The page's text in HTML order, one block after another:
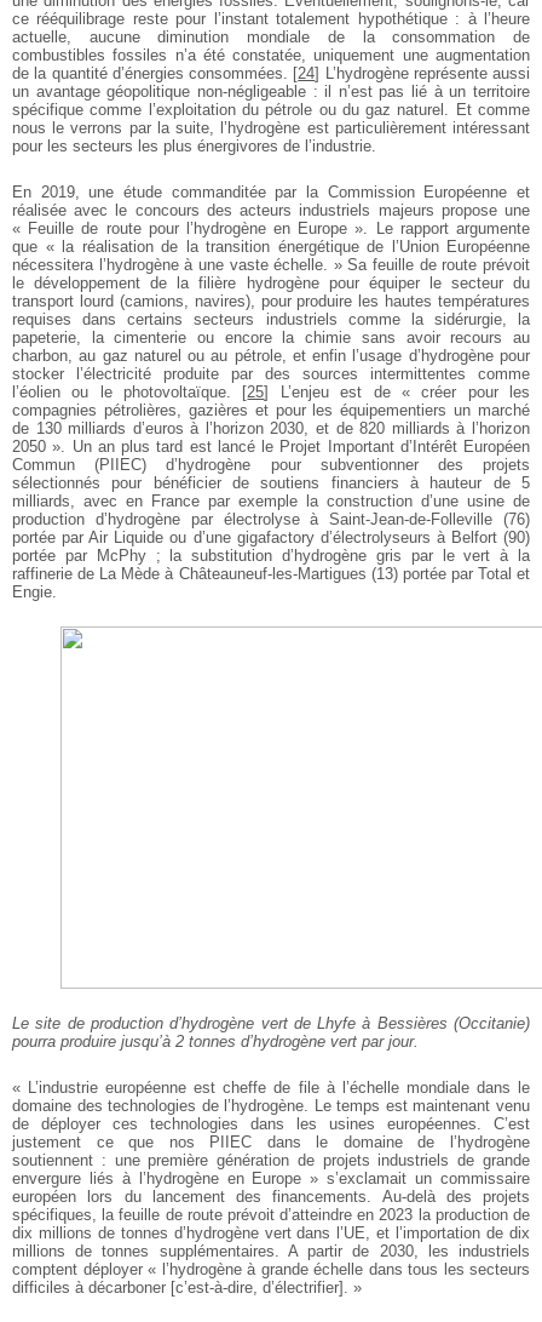
ce rééquilibrage reste pour l’instant totalement hypothétique : à l’heure
actuelle, aucune diminution mondiale de la consommation de
combustibles fossiles n’a été constatée, uniquement une augmentation
de la quantité d’énergies consommées.
[24] L’hydrogène représente aussi
un avantage géopolitique non-négligeable : il n’est pas lié à un territoire
spécifique comme l’exploitation du pétrole ou du gaz naturel. Et comme
nous le verrons par la suite, l’hydrogène est particulièrement intéressant
pour les secteurs les plus énergivores de l’industrie.
En 2019, une étude commanditée par la Commission Européenne et
réalisée avec le concours des acteurs industriels majeurs propose une
« Feuille de route pour l’hydrogène en Europe ». Le rapport argumente
que « la réalisation de la transition énergétique de l’Union Européenne
nécessitera l’hydrogène à une vaste échelle. » Sa feuille de route prévoit
le développement de la filière hydrogène pour équiper le secteur du
transport lourd (camions, navires), pour produire les hautes températures
requises dans certains secteurs industriels comme la sidérurgie, la
papeterie, la cimenterie ou encore la chimie sans avoir recours au
charbon, au gaz naturel ou au pétrole, et enfin l’usage d’hydrogène pour
stocker l’électricité produite par des sources intermittentes comme
l’éolien ou le photovoltaïque.
[25] L’enjeu est de « créer pour les
compagnies pétrolières, gazières et pour les équipementiers un marché
de 130 milliards d’euros à l’horizon 2030, et de 820 milliards à l’horizon
2050 ». Un an plus tard est lancé le Projet Important d’Intérêt Européen
Commun (PIIEC) d’hydrogène pour subventionner des projets
sélectionnés pour bénéficier de soutiens financiers à hauteur de 5
milliards, avec en France par exemple la construction d’une usine de
production d’hydrogène par électrolyse à Saint-Jean-de-Folleville (76)
portée par Air Liquide ou d’une gigafactory d’électrolyseurs à Belfort (90)
portée par McPhy ; la substitution d’hydrogène gris par le vert à la
raffinerie de La Mède à Châteauneuf-les-Martigues (13) portée par Total et
Engie.
Le site de production d’hydrogène vert de Lhyfe à Bessières (Occitanie)
pourra produire jusqu’à 2 tonnes d’hydrogène vert par jour.
« L’industrie européenne est cheffe de file à l’échelle mondiale dans le
domaine des technologies de l’hydrogène. Le temps est maintenant venu
de déployer ces technologies dans les usines européennes. C’est
justement ce que nos PIIEC dans le domaine de l’hydrogène
soutiennent : une première génération de projets industriels de grande
envergure liés à l’hydrogène en Europe » s’exclamait un commissaire
européen lors du lancement des financements. Au-delà des projets
spécifiques, la feuille de route prévoit d’atteindre en 2023 la production de
dix millions de tonnes d’hydrogène vert dans l’UE, et l’importation de dix
millions de tonnes supplémentaires. A partir de 2030, les industriels
comptent déployer « l’hydrogène à grande échelle dans tous les secteurs
difficiles à décarboner [c’est-à-dire, d’électrifier]. »